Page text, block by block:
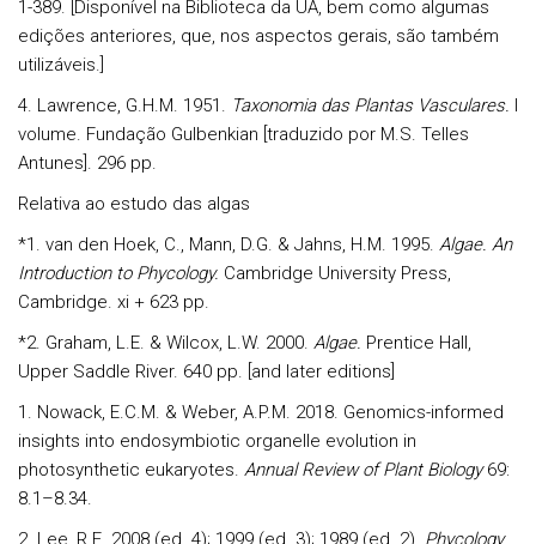
1-389. [Disponível na Biblioteca da UA, bem como algumas
edições anteriores, que, nos aspectos gerais, são também
utilizáveis.]
4. Lawrence, G.H.M. 1951. Taxonomia das Plantas Vasculares. I
volume. Fundação Gulbenkian [traduzido por M.S. Telles
Antunes]. 296 pp.
Relativa ao estudo das algas
*1. van den Hoek, C., Mann, D.G. & Jahns, H.M. 1995. Algae. An
Introduction to Phycology. Cambridge University Press,
Cambridge. xi + 623 pp.
*2. Graham, L.E. & Wilcox, L.W. 2000. Algae. Prentice Hall,
Upper Saddle River. 640 pp. [and later editions]
1. Nowack, E.C.M. & Weber, A.P.M. 2018. Genomics-informed
insights into endosymbiotic organelle evolution in
photosynthetic eukaryotes. Annual Review of Plant Biology69:
8.1–8.34.
2. Lee, R.E. 2008 (ed. 4); 1999 (ed. 3); 1989 (ed. 2). Phycology.